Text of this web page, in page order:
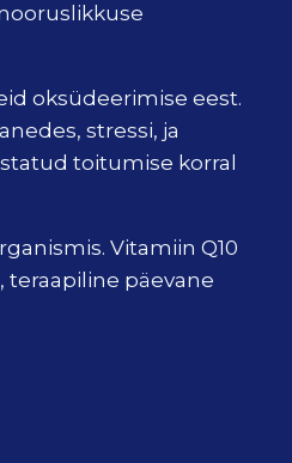
oksüdeerimise eest.
stressi, ja
toitumise korral
Vitamiin Q10
teraapiline päevane